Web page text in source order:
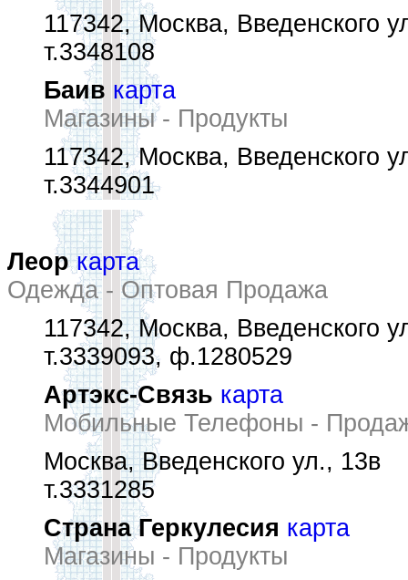
117342, Москва, Введенского
т.3348108
Баив карта
Магазины - Продукты
117342, Москва, Введенского
т.3344901
Леор карта
Одежда - Оптовая Продажа
117342, Москва, Введенского
т.3339093, ф.1280529
Артэкс-Связь карта
Мобильные Телефоны -
Москва, Введенского ул., 13в
т.3331285
Страна Геркулесия карта
Магазины - Продукты